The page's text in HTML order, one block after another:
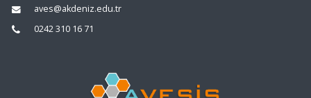
aves@akdeniz.edu.tr
0242 310 16 71